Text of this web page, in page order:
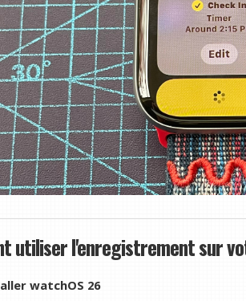
utiliser l'enregistrement sur
watchOS 26